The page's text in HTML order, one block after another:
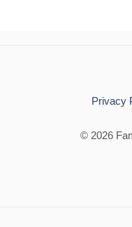
© 2026
Privacy